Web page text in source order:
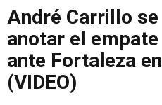
André Carrillo
anotar el
ante Fortaleza
(VIDEO)